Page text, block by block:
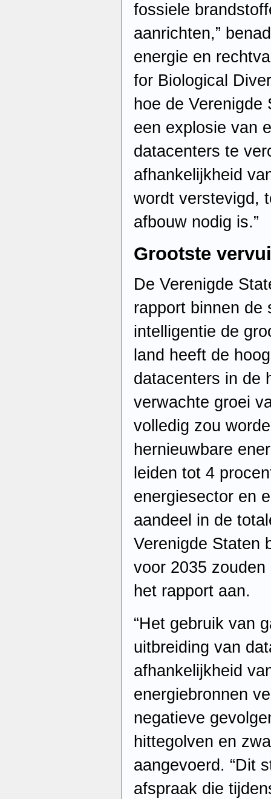
fossiele
aanrichten,”
energie en
for Biological
hoe de
een explosie van
datacenters te
afhankelijkheid
wordt verstevigd,
afbouw nodig is.”
Grootste
De Verenigde
rapport binnen de
intelligentie de
land heeft de
datacenters in de
verwachte groei
volledig zou
hernieuwbare
leiden tot 4
energiesector en
aandeel in de
Verenigde Staten
voor 2035 zouden
het rapport aan.
“Het gebruik van
uitbreiding van
afhankelijkheid
energiebronnen
negatieve
hittegolven en
aangevoerd. “Dit
afspraak die